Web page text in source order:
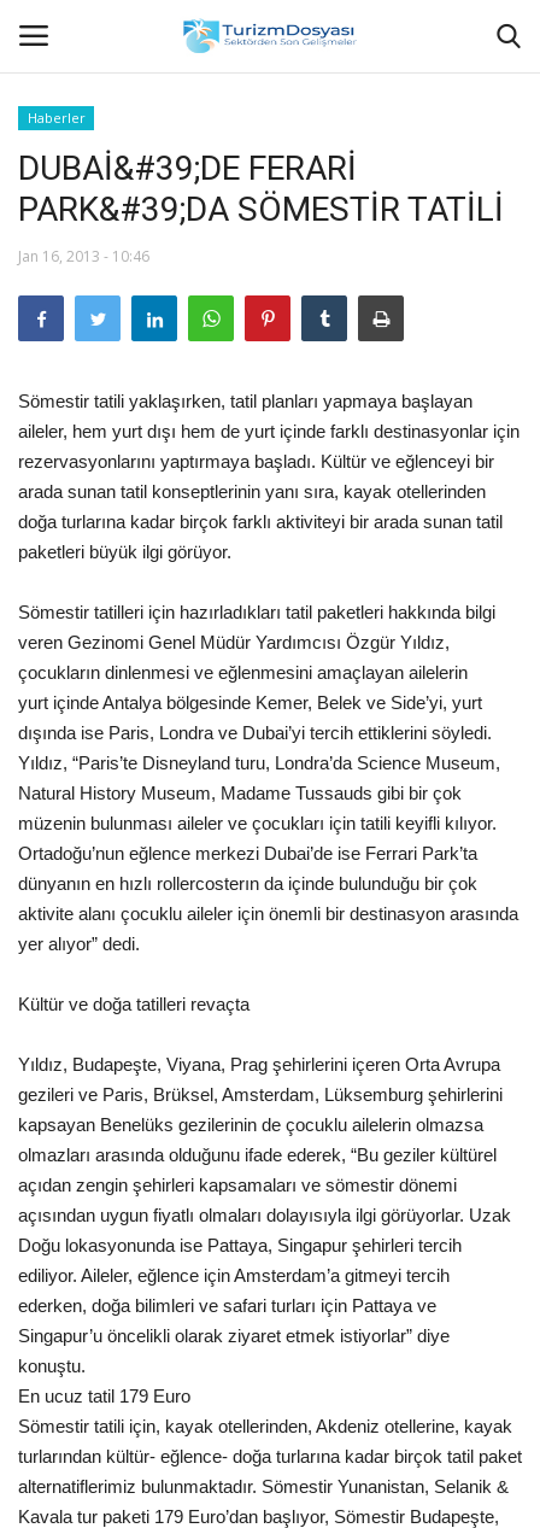
Anasayfa
Bize Ulaşın
Halil ÖNCÜ kimdir?
KVKK Aydınlatma Metni
Haberler
Görüntülü
Lezzet Durakları
Röportajlar
Gezi - Yorum
Sizlerden Gelenler
Yorumlar
Galeri
Haberler
DUBAİ&#39;DE FERARİ
PARK&#39;DA SÖMESTİR TATİLİ
Jan 16, 2013 - 10:46
Sömestir tatili yaklaşırken, tatil planları yapmaya başlayan
aileler, hem yurt dışı hem de yurt içinde farklı destinasyonlar için
rezervasyonlarını yaptırmaya başladı. Kültür ve eğlenceyi bir
arada sunan tatil konseptlerinin yanı sıra, kayak otellerinden
doğa turlarına kadar birçok farklı aktiviteyi bir arada sunan tatil
paketleri büyük ilgi görüyor.
Sömestir tatilleri için hazırladıkları tatil paketleri hakkında bilgi
veren Gezinomi Genel Müdür Yardımcısı Özgür Yıldız,
çocukların dinlenmesi ve eğlenmesini amaçlayan ailelerin
yurt içinde Antalya bölgesinde Kemer, Belek ve Side’yi, yurt
dışında ise Paris, Londra ve Dubai’yi tercih ettiklerini söyledi.
Yıldız, “Paris’te Disneyland turu, Londra’da Science Museum,
Natural History Museum, Madame Tussauds gibi bir çok
müzenin bulunması aileler ve çocukları için tatili keyifli kılıyor.
Ortadoğu’nun eğlence merkezi Dubai’de ise Ferrari Park’ta
dünyanın en hızlı rollercosterın da içinde bulunduğu bir çok
aktivite alanı çocuklu aileler için önemli bir destinasyon arasında
yer alıyor” dedi.
Kültür ve doğa tatilleri revaçta
Yıldız, Budapeşte, Viyana, Prag şehirlerini içeren Orta Avrupa
gezileri ve Paris, Brüksel, Amsterdam, Lüksemburg şehirlerini
kapsayan Benelüks gezilerinin de çocuklu ailelerin olmazsa
olmazları arasında olduğunu ifade ederek, “Bu geziler kültürel
açıdan zengin şehirleri kapsamaları ve sömestir dönemi
açısından uygun fiyatlı olmaları dolayısıyla ilgi görüyorlar. Uzak
Doğu lokasyonunda ise Pattaya, Singapur şehirleri tercih
ediliyor. Aileler, eğlence için Amsterdam’a gitmeyi tercih
ederken, doğa bilimleri ve safari turları için Pattaya ve
Singapur’u öncelikli olarak ziyaret etmek istiyorlar” diye
konuştu.
En ucuz tatil 179 Euro
Sömestir tatili için, kayak otellerinden, Akdeniz otellerine, kayak
turlarından kültür- eğlence- doğa turlarına kadar birçok tatil paket
alternatiflerimiz bulunmaktadır. Sömestir Yunanistan, Selanik &
Kavala tur paketi 179 Euro’dan başlıyor, Sömestir Budapeşte,